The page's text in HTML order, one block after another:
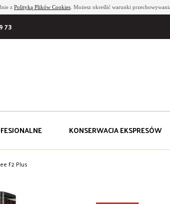
z Polityką Plików Cookies . Możesz określić warunki
73
KONSERWACJA EKSPRESÓW
F2 Plus